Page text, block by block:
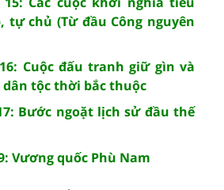
tự chủ (Từ đầu Công nguyên
Cuộc đấu tranh giữ gìn và
tộc thời bắc thuộc
Bước ngoặt lịch sử đầu thế
Vương quốc Phù Nam